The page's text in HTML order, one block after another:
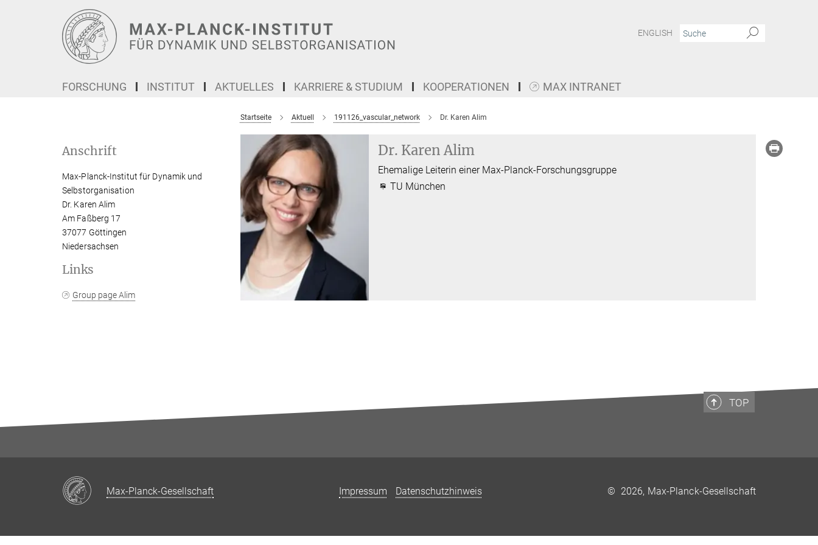
ENGLISH
FORSCHUNG INSTITUT AKTUELLES KARRIERE & STUDIUM KOOPERATIONEN MAX INTRANET
Startseite Aktuell 191126_vascular_network Dr. Karen Alim
Dr. Karen Alim
Ehemalige Leiterin einer Max-Planck-Forschungsgruppe
TU München
Anschrift
Max-Planck-Institut für Dynamik und
Selbstorganisation
Dr. Karen Alim
Am Faßberg 17
37077 Göttingen
Niedersachsen
Links
Group page Alim
TOP
Max-Planck-Gesellschaft Impressum Datenschutzhinweis © 2026, Max-Planck-Gesellschaft